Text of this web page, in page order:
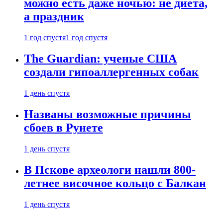
можно есть даже ночью: не диета,
а праздник
1 год спустя1 год спустя
The Guardian: ученые США
создали гипоаллергенных собак
1 день спустя
Названы возможные причины
сбоев в Рунете
1 день спустя
В Пскове археологи нашли 800-
летнее височное кольцо с Балкан
1 день спустя